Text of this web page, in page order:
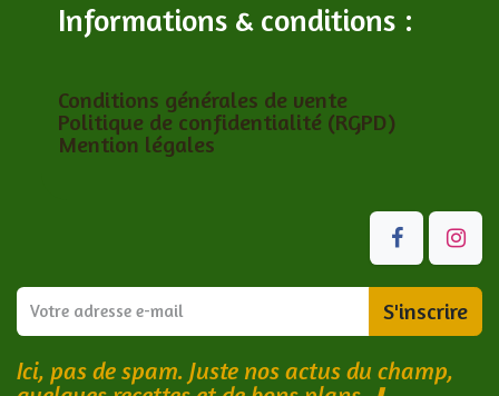
Informations & conditions :
Conditions générales de vente
Politique de confidentialité (RGPD)
Mention légales
S'inscrire
Ici, pas de spam. Juste nos actus du champ,